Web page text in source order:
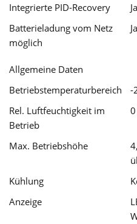
Integrierte PID-Recovery
Ja
Batterieladung vom Netz
möglich
Ja
Allgemeine Daten
Betriebstemperaturbereich
-
Rel. Luftfeuchtigkeit im
Betrieb
Max. Betriebshöhe
Kühlung
Anzeige